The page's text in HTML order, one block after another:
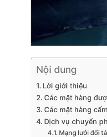
Nội dung
Lời giới thiệu
Các mặt hàng
Các mặt hàng
Dịch vụ chuyển
Mạng lưới đối